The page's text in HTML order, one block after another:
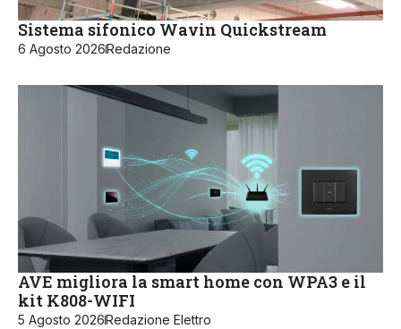
Sistema sifonico Wavin Quickstream
6 Agosto 2026Redazione
AVE migliora la smart home con WPA3 e il
kit K808-WIFI
5 Agosto 2026Redazione Elettro